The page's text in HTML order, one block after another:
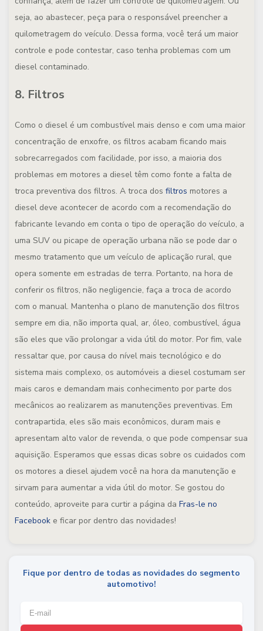
seja, ao abastecer, peça para o responsável preencher a
quilometragem do veículo. Dessa forma, você terá um maior
controle e pode contestar, caso tenha problemas com um
diesel contaminado.
8. Filtros
Como o diesel é um combustível mais denso e com uma maior
concentração de enxofre, os filtros acabam ficando mais
sobrecarregados com facilidade, por isso, a maioria dos
problemas em motores a diesel têm como fonte a falta de
troca preventiva dos filtros. A troca dos filtros motores a
diesel deve acontecer de acordo com a recomendação do
fabricante levando em conta o tipo de operação do veículo, a
uma SUV ou picape de operação urbana não se pode dar o
mesmo tratamento que um veículo de aplicação rural, que
opera somente em estradas de terra. Portanto, na hora de
conferir os filtros, não negligencie, faça a troca de acordo
com o manual. Mantenha o plano de manutenção dos filtros
sempre em dia, não importa qual, ar, óleo, combustível, água
são eles que vão prolongar a vida útil do motor. Por fim, vale
ressaltar que, por causa do nível mais tecnológico e do
sistema mais complexo, os automóveis a diesel costumam ser
mais caros e demandam mais conhecimento por parte dos
mecânicos ao realizarem as manutenções preventivas. Em
contrapartida, eles são mais econômicos, duram mais e
apresentam alto valor de revenda, o que pode compensar sua
aquisição. Esperamos que essas dicas sobre os cuidados com
os motores a diesel ajudem você na hora da manutenção e
sirvam para aumentar a vida útil do motor. Se gostou do
conteúdo, aproveite para curtir a página da Fras-le no
Facebook e ficar por dentro das novidades!
Fique por dentro de todas as novidades do segmento
automotivo!